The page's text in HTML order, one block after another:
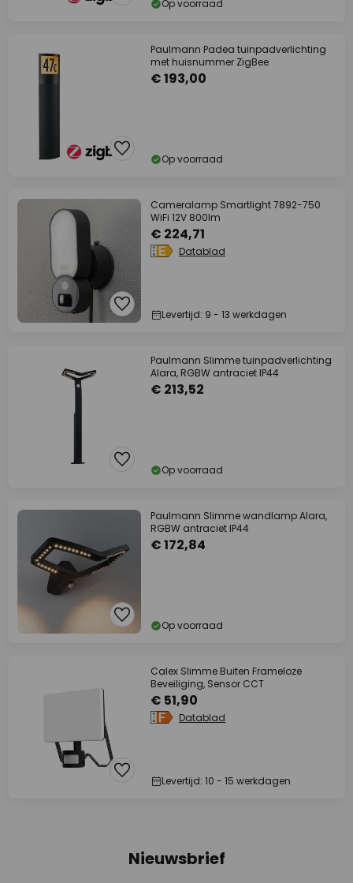
Op voorraad
Paulmann Padea tuinpadverlichting
met huisnummer ZigBee
€ 193,00
Op voorraad
Cameralamp Smartlight 7892-750
WiFi 12V 800lm
€ 224,71
Datablad
Levertijd: 9 - 13 werkdagen
Paulmann Slimme tuinpadverlichting
Alara, RGBW antraciet IP44
€ 213,52
Op voorraad
Paulmann Slimme wandlamp Alara,
RGBW antraciet IP44
€ 172,84
Op voorraad
Calex Slimme Buiten Frameloze
Beveiliging, Sensor CCT
€ 51,90
Datablad
Levertijd: 10 - 15 werkdagen
Nieuwsbrief